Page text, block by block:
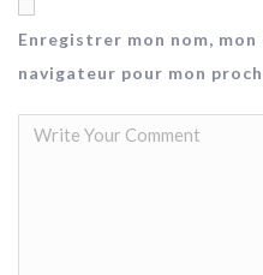
Enregistrer mon nom,
navigateur pour mon